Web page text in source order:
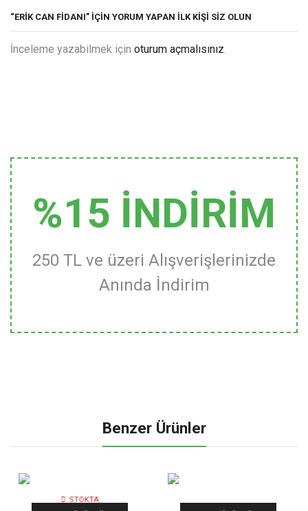
“ERIK CAN FIDANI” IÇIN YORUM YAPAN ILK KIŞI SIZ OLUN
İnceleme yazabilmek için oturum açmalısınız.
%15 İNDİRİM
250 TL ve üzeri Alışverişlerinizde
Anında İndirim
Benzer Ürünler
STOKTA